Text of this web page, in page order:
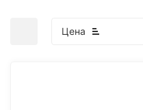
Цена